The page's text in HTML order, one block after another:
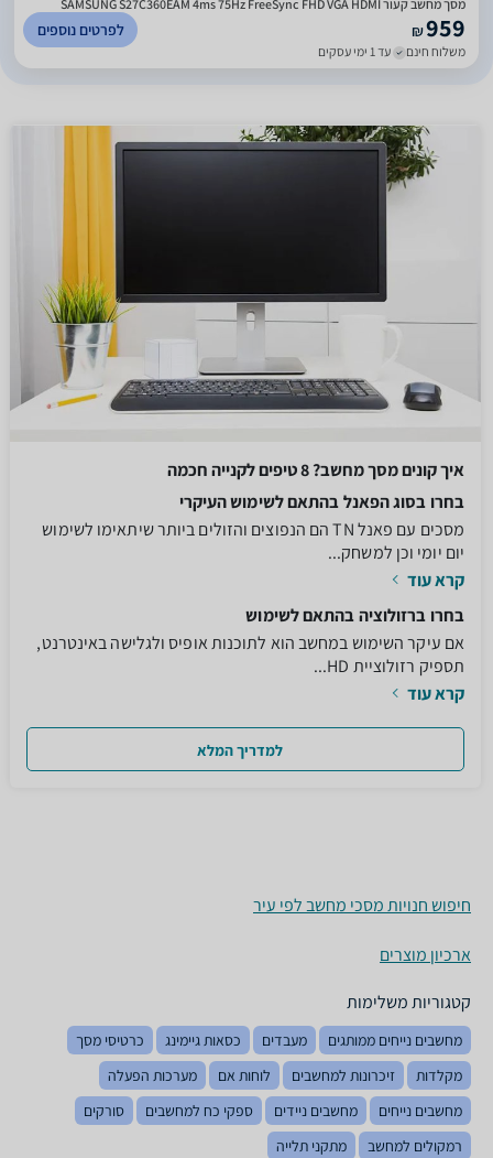
מסך מחשב קעור SAMSUNG S27C360EAM 4ms 75Hz FreeSync FHD VGA HDMI
₪959
משלוח חינם עד 1 ימי עסקים
לפרטים נוספים
איך קונים מסך מחשב? 8 טיפים לקנייה חכמה
בחרו בסוג הפאנל בהתאם לשימוש העיקרי
מסכים עם פאנל TN הם הנפוצים והזולים ביותר שיתאימו לשימוש
יום יומי וכן למשחק...
קרא עוד
בחרו ברזולוציה בהתאם לשימוש
אם עיקר השימוש במחשב הוא לתוכנות אופיס ולגלישה באינטרנט,
תספיק רזולוציית HD...
קרא עוד
למדריך המלא
חיפוש חנויות מסכי מחשב לפי עיר
ארכיון מוצרים
קטגוריות משלימות
מחשבים נייחים ממותגים מעבדים כסאות גיימינג
כרטיסי מסך
מקלדות
זיכרונות למחשבים לוחות אם
מערכות הפעלה
מחשבים נייחים
מחשבים ניידים ספקי כח למחשבים
סורקים
רמקולים למחשב
מתקני תלייה